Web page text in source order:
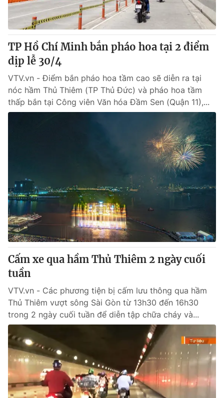
Sản phẩm
Thị trường
Tư vấn
Lịch phát sóng
Chuyên mục khác
Emagazine Podcast
Photo Infographic
Shorts video
VTV Thể thao
VTV Sức khoẻ Bất động sản
Thị trường 24h Tấm lòng Việt
VTV4 Vươn mình bằng AI
Liên hệ tòa soạn English
THỜI BÁO VTV
Theo dõi báo trên
TP Hồ Chí Minh bắn pháo hoa tại 2 điểm
dịp lễ 30/4
VTV.vn - Điểm bắn pháo hoa tầm cao sẽ diễn ra tại
nóc hầm Thủ Thiêm (TP Thủ Đức) và pháo hoa tầm
thấp bắn tại Công viên Văn hóa Đầm Sen (Quận 11),...
Cấm xe qua hầm Thủ Thiêm 2 ngày cuối
tuần
VTV.vn - Các phương tiện bị cấm lưu thông qua hầm
Thủ Thiêm vượt sông Sài Gòn từ 13h30 đến 16h30
trong 2 ngày cuối tuần để diễn tập chữa cháy và...